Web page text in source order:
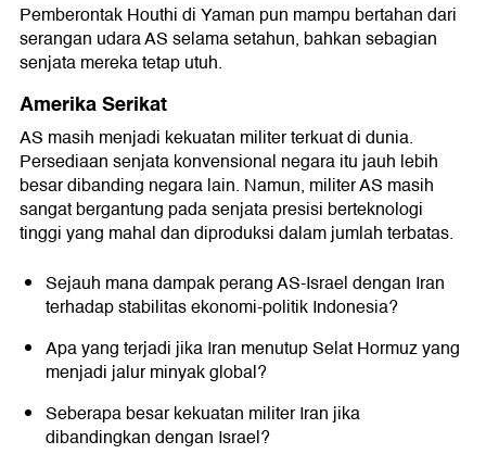
Pemberontak Houthi di Yaman pun mampu bertahan dari
serangan udara AS selama setahun, bahkan sebagian
senjata mereka tetap utuh.
Amerika Serikat
AS masih menjadi kekuatan militer terkuat di dunia.
Persediaan senjata konvensional negara itu jauh lebih
besar dibanding negara lain. Namun, militer AS masih
sangat bergantung pada senjata presisi berteknologi
tinggi yang mahal dan diproduksi dalam jumlah terbatas.
Sejauh mana dampak perang AS-Israel dengan Iran
terhadap stabilitas ekonomi-politik Indonesia?
Apa yang terjadi jika Iran menutup Selat Hormuz yang
menjadi jalur minyak global?
Seberapa besar kekuatan militer Iran jika
dibandingkan dengan Israel?